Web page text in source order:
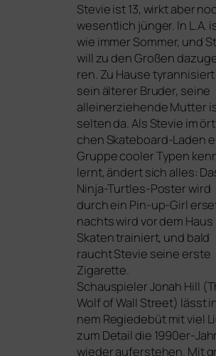
Stevie ist 13, wirkt aber
wesent­lich jün­ger. In L.A.
wie immer Sommer, und
will zu den Großen
ren. Zu Hause
sein älte­rer Bruder, sei­ne
allein­er­zie­hen­de Mutter
sel­ten da. Als Stevie im
chen Skateboard-Laden
Gruppe coo­ler Typen
lernt, ändert sich alles:
Ninja-Turtles-Poster wird
durch ein Pin-up-Girl
nachts wird vor dem Haus
Skaten trai­niert, und bald
raucht Stevie sei­ne ers­te
Zigarette.
Schauspieler Jonah Hill (
Wolf of Wall Street) lässt
nem Regiedebüt mit viel
zum Detail die 1990er-
wie­der auf­er­ste­hen. Mit